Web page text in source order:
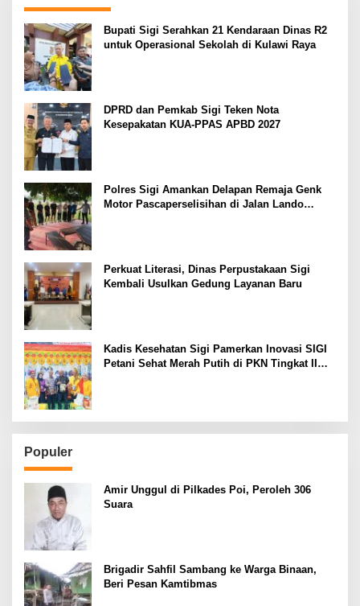
Bupati Sigi Serahkan 21 Kendaraan Dinas R2
untuk Operasional Sekolah di Kulawi Raya
DPRD dan Pemkab Sigi Teken Nota
Kesepakatan KUA-PPAS APBD 2027
Polres Sigi Amankan Delapan Remaja Genk
Motor Pascaperselisihan di Jalan Lando
Perkuat Literasi, Dinas Perpustakaan Sigi
Kembali Usulkan Gedung Layanan Baru
Kadis Kesehatan Sigi Pamerkan Inovasi SIGI
Petani Sehat Merah Putih di PKN Tingkat II
Populer
Amir Unggul di Pilkades Poi, Peroleh 306
Suara
Brigadir Sahfil Sambang ke Warga Binaan,
Beri Pesan Kamtibmas